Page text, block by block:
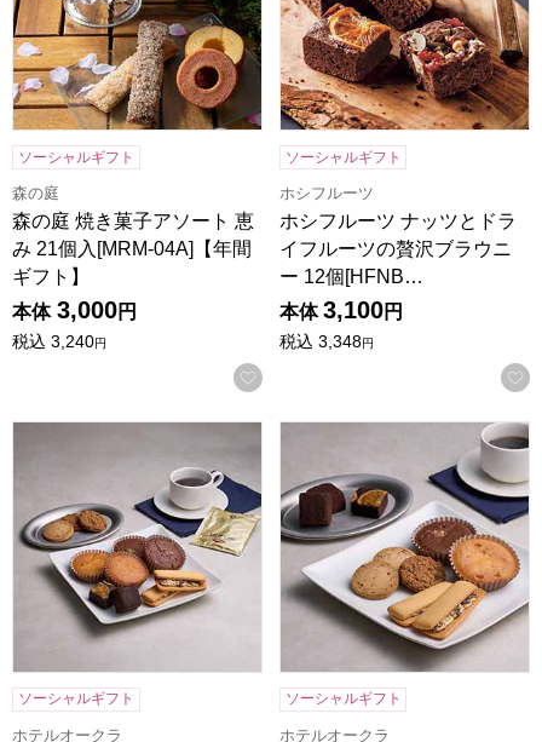
ソーシャルギフト
森の庭
森の庭 焼き菓子アソート 恵
み 21個入[MRM-04A]【年間
ギフト】
本体 3,000円
税込 3,240円
お気に入りに登録する
ソーシャルギフト
ホシフルーツ
ホシフルーツ ナッツとドラ
イフルーツの贅沢ブラウニ
ー 12個[HFNB…
本体 3,100円
税込 3,348円
ホテルオークラスイーツ＆コーヒーギフトセット 13個
ソーシャルギフト
ホテルオークラ
ホテルオークラスイーツギ
ソーシャルギフト
ホテルオークラ